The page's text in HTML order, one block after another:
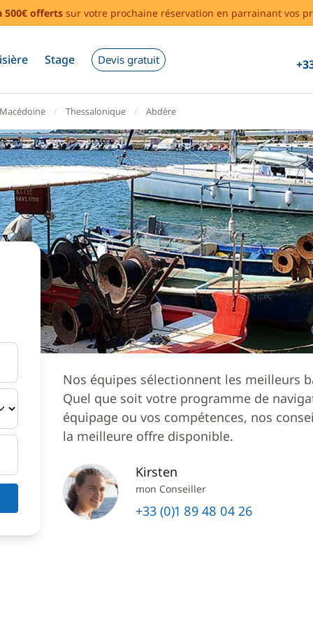
500€ offerts sur votre prochaine réservation en parrainant vos
Stage Devis gratuit
Macédoine Thessalonique Abdère
Nos équipes sélectionnent les meilleurs
Quel que soit votre programme de
équipage ou vos compétences, nos
la meilleure offre disponible.
Kirsten
mon Conseiller
+33 (0)1 89 48 04 26